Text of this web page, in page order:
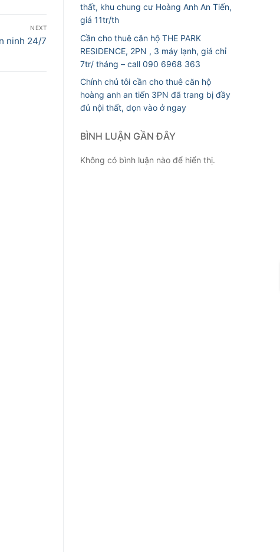
NEXT
ninh 24/7
thất, khu chung cư Hoàng Anh An Tiến,
giá 11tr/th
Cần cho thuê căn hộ THE PARK
RESIDENCE, 2PN , 3 máy lạnh, giá chỉ
7tr/ tháng – call 090 6968 363
Chính chủ tôi cần cho thuê căn hộ
hoàng anh an tiến 3PN đã trang bị đầy
đủ nội thất, dọn vào ở ngay
BÌNH LUẬN GẦN ĐÂY
Không có bình luận nào để hiển thị.